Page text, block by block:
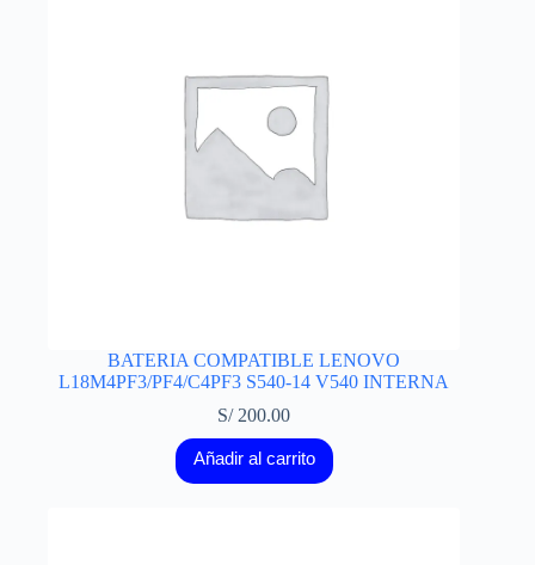
BATERIA COMPATIBLE LENOVO
L18M4PF3/PF4/C4PF3 S540-14 V540 INTERNA
S/200.00
Añadir al carrito